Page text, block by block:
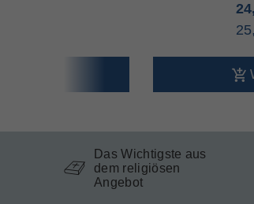
Das Wichtigste aus
dem religiösen
Angebot